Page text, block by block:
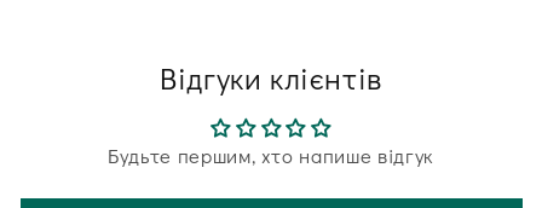
Відгуки клієнтів
Будьте першим, хто напише відгук